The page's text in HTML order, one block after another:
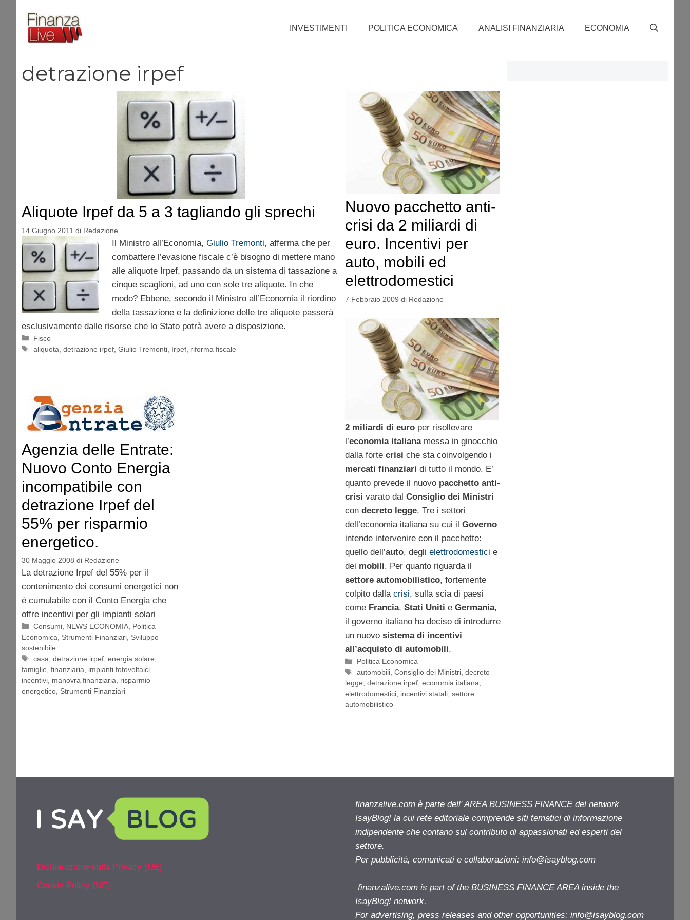
contenuto
INVESTIMENTI POLITICA ECONOMICA ANALISI FINANZIARIA ECONOMIA
detrazione irpef
Aliquote Irpef da 5 a 3 tagliando gli sprechi
14 Giugno 2011 di Redazione
Il Ministro all’Economia, Giulio Tremonti, afferma che per
combattere l’evasione fiscale c’è bisogno di mettere mano
alle aliquote Irpef, passando da un sistema di tassazione a
cinque scaglioni, ad uno con sole tre aliquote. In che
modo? Ebbene, secondo il Ministro all’Economia il riordino
della tassazione e la definizione delle tre aliquote passerà
esclusivamente dalle risorse che lo Stato potrà avere a disposizione.
Categorie
Fisco
Tag
aliquota ,detrazione irpef ,Giulio Tremonti Irpef riforma fiscale
Nuovo pacchetto anti-
crisi da 2 miliardi di
euro. Incentivi per
auto, mobili ed
elettrodomestici
7 Febbraio 2009 di Redazione
2 miliardi di europer risollevare
l’economia italianamessa in ginocchio
dalla forte crisi che sta coinvolgendo i
mercati finanziari di tutto il mondo. E’
quanto prevede il nuovo pacchetto anti-
crisi varato dal Consiglio dei Ministri
con decreto legge. Tre i settori
dell’economia italiana su cui il Governo
intende intervenire con il pacchetto:
quello dell’auto, degli elettrodomestici e
dei mobili. Per quanto riguarda il
settore automobilistico, fortemente
colpito dalla crisi, sulla scia di paesi
come Francia, Stati Uniti e Germania,
il governo italiano ha deciso di introdurre
un nuovo sistema di incentivi
all’acquisto di automobili.
Categorie
Politica Economica
Tag
automobili ,Consiglio dei Ministri ,decreto
legge detrazione irpef, economia italiana
elettrodomestici, incentivi statali, settore
automobilistico
Agenzia delle Entrate:
Nuovo Conto Energia
incompatibile con
detrazione Irpef del
55% per risparmio
energetico.
30 Maggio 2008 di Redazione
La detrazione Irpef del 55% per il
contenimento dei consumi energetici non
è cumulabile con il Conto Energia che
offre incentivi per gli impianti solari
Categorie
Consumi NEWS ECONOMIA Politica
Economica
Strumenti Finanziari Sviluppo
sostenibile
Tag
casa ,detrazione irpef ,energia solare
famiglie finanziaria impianti fotovoltaici
incentivi manovra finanziaria
risparmio
energetico Strumenti Finanziari
Dichiarazione sulla Privacy (UE)
Cookie Policy (UE)
finanzalive.com è parte dell' AREA BUSINESS FINANCE del network
IsayBlog! la cui rete editoriale comprende siti tematici di informazione
indipendente che contano sul contributo di appassionati ed esperti del
settore.
Per pubblicità, comunicati e collaborazioni: info@isayblog.com
finanzalive.com is part of the BUSINESS FINANCE AREA inside the
IsayBlog! network.
For advertising, press releases and other opportunities: info@isayblog.com